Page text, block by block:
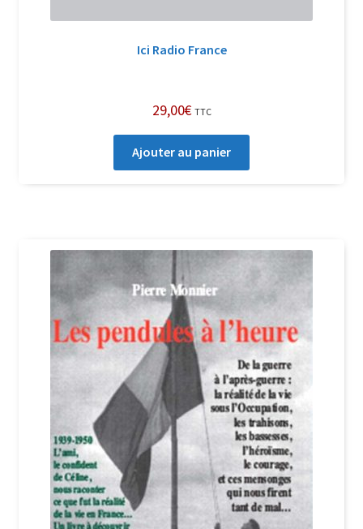
Ici Radio France
29,00€ TTC
Ajouter au panier